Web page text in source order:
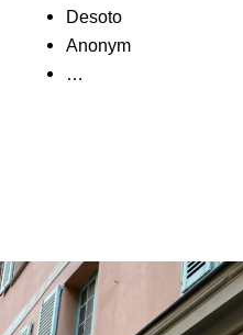
Desoto
Anonym
…